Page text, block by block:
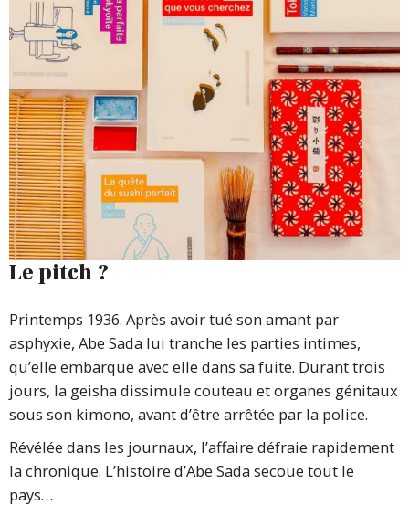
Le pitch ?
Printemps 1936. Après avoir tué son amant par
asphyxie, Abe Sada lui tranche les parties intimes,
qu’elle embarque avec elle dans sa fuite. Durant trois
jours, la geisha dissimule couteau et organes génitaux
sous son kimono, avant d’être arrêtée par la police.
Révélée dans les journaux, l’affaire défraie rapidement
la chronique. L’histoire d’Abe Sada secoue tout le
pays…